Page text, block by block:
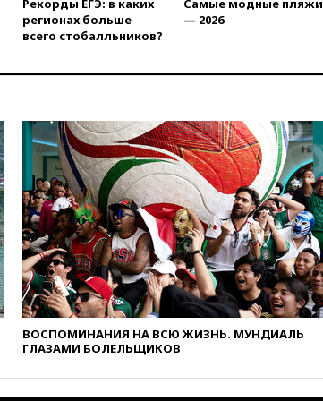
Газе
вчера, 17:50
Госдуму
управлении аэропортом
Шереметьево
вчера, 17:35Шесть человек
пострадали при ударе ВСУ по
автобусу в Запорожской
области
вчера, 17:25 В аэропортах
Сочи и Геленджика сняты
ограничения
вчера, 17:17Власти РФ
атак на склады Wildberries
бизнесу
Рекорды ЕГЭ: в каких
регионах больше
всего стобалльников?
Самые модные пляжи
— 2026
ВОСПОМИНАНИЯ НА ВСЮ ЖИЗНЬ. МУНДИАЛЬ
ГЛАЗАМИ БОЛЕЛЬЩИКОВ